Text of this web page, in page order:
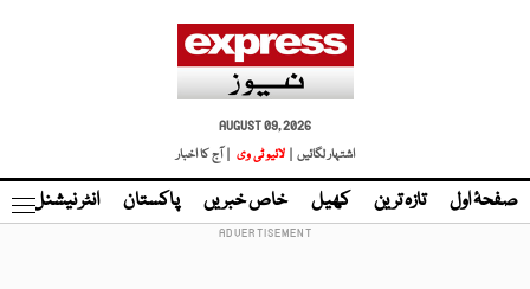
AUGUST 09, 2026
اشتہار لگائیں |
لائیو ٹی وی | آج کا اخبار
صفحۂ اول تازہ ترین کھیل خاص خبریں پاکستان انٹر نیشنل